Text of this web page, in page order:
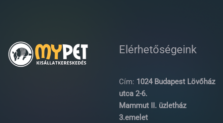
Elérhetőségeink
Cím: 1024 Budapest Lövőház
utca 2-6.
Mammut II. üzletház
3.emelet